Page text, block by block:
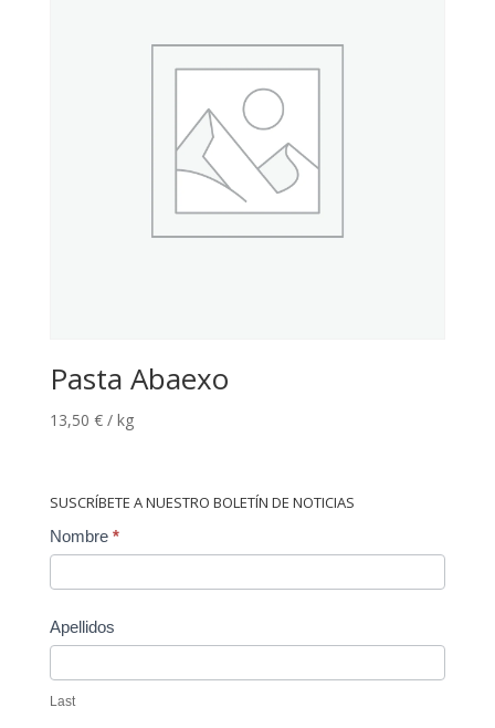
Pasta Abaexo
13,50 € / kg
SUSCRÍBETE A NUESTRO BOLETÍN DE NOTICIAS
Contact
Nombre *
Apellidos
Last